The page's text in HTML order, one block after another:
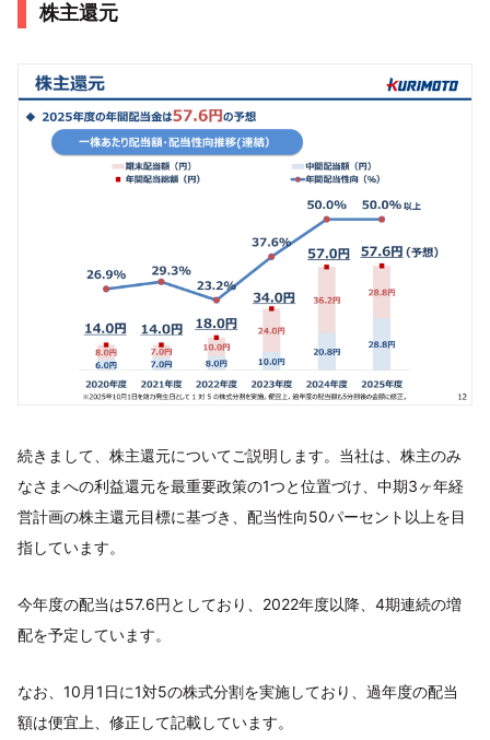
株主還元
続きまして、株主還元についてご説明します。当社は、株主のみ
なさまへの利益還元を最重要政策の1つと位置づけ、中期3ヶ年経
営計画の株主還元目標に基づき、配当性向50パーセント以上を目
指しています。
今年度の配当は57.6円としており、2022年度以降、4期連続の増
配を予定しています。
なお、10月1日に1対5の株式分割を実施しており、過年度の配当
額は便宜上、修正して記載しています。